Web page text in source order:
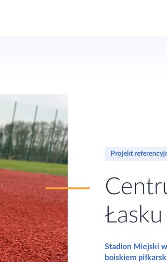
Projekt
Łasku
Stadion Miejski
boiskiem